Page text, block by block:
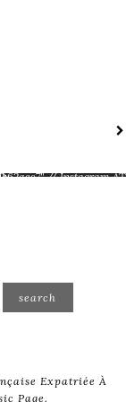
Expatriée À
Page.